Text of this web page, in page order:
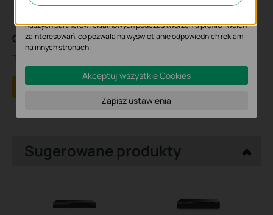
Czy ten poradnik FAQ był pomocny?
Twoja opinia pozwoli nam udoskonalić tę stronę.
Tak Nie
Sugerowane produkty
naszych partnerów reklamowych podczas tworzenia profilu Twoich
zainteresowań, co pozwala na wyświetlanie odpowiednich reklam
na innych stronach.
Akceptuj wszystkie Cookies
Zapisz ustawienia